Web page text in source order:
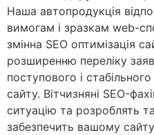
Наша автопродукція
вимогам і зразкам web-
змінна SEO оптимізація
розширенню переліку
поступового і
сайту. Вітчизняні SEO-
ситуацію та розроблять
забезпечить вашому